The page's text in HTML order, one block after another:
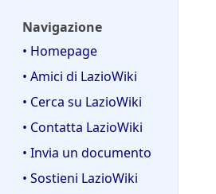
Navigazione
• Homepage
• Amici di LazioWiki
• Cerca su LazioWiki
• Contatta LazioWiki
• Invia un documento
• Sostieni LazioWiki